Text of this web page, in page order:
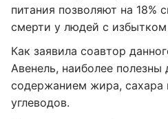
питания позволяют на 18%
смерти у людей с
Как заявила соавтор
Авенель, наиболее
содержанием жира, сахара
углеводов.